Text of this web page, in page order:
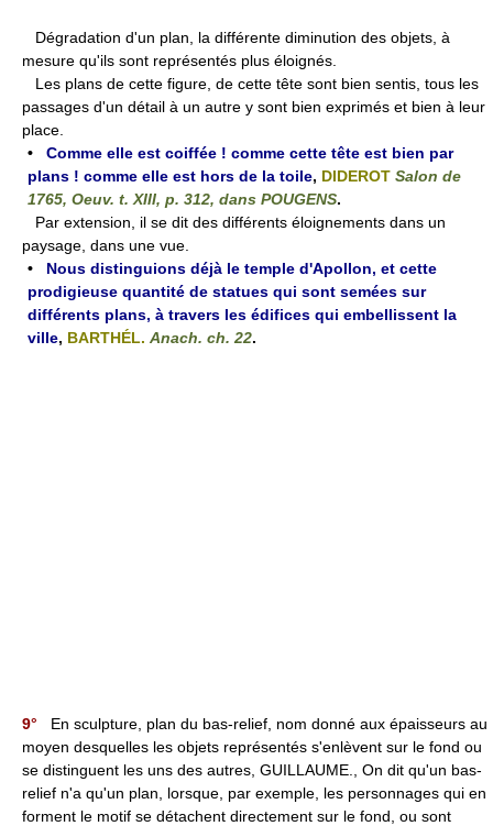
Dégradation d'un plan, la différente diminution des objets, à
mesure qu'ils sont représentés plus éloignés.
Les plans de cette figure, de cette tête sont bien sentis, tous les
passages d'un détail à un autre y sont bien exprimés et bien à leur
place.
• Comme elle est coiffée ! comme cette tête est bien par
plans ! comme elle est hors de la toile, DIDEROT Salon de
1765, Oeuv. t. XIII, p. 312, dans POUGENS.
Par extension, il se dit des différents éloignements dans un
paysage, dans une vue.
• Nous distinguions déjà le temple d'Apollon, et cette
prodigieuse quantité de statues qui sont semées sur
différents plans, à travers les édifices qui embellissent la
ville, BARTHÉL. Anach. ch. 22.
9° En sculpture, plan du bas-relief, nom donné aux épaisseurs au
moyen desquelles les objets représentés s'enlèvent sur le fond ou
se distinguent les uns des autres, GUILLAUME., On dit qu'un bas-
relief n'a qu'un plan, lorsque, par exemple, les personnages qui en
forment le motif se détachent directement sur le fond, ou sont